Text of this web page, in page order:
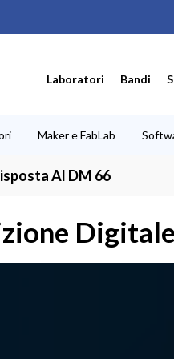
Laboratori Bandi
Maker e FabLab
Al DM 66